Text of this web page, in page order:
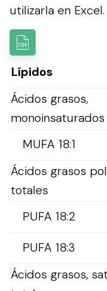
utilizarla en Excel.
Lípidos
Ácidos grasos,
MUFA 18:1
Ácidos grasos
totales
PUFA 18:2
PUFA 18:3
Ácidos grasos,